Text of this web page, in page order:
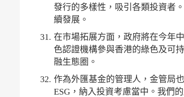
發行的多樣性，吸引各類投資者
續發展。
在市場拓展方面，政府將在今年
色認證機構參與香港的綠色及可
融生態圈。
作為外匯基金的管理人，金管局
ESG，納入投資考慮當中。我們